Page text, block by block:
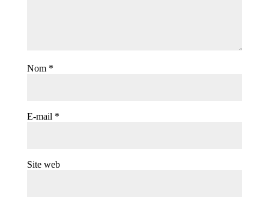
Nom *
E-mail *
Site web